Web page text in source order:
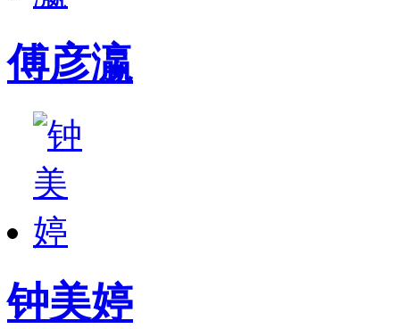
傅彦瀛
钟美婷